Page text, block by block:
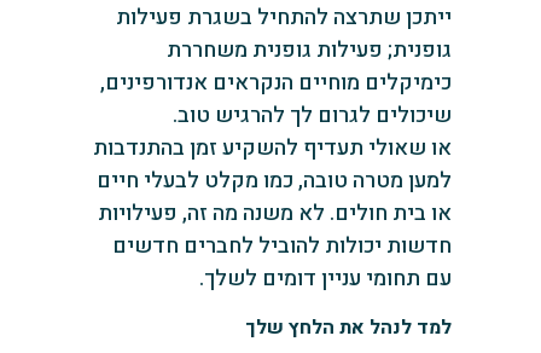
ייתכן שתרצה להתחיל בשגרת פעילות
גופנית; פעילות גופנית משחררת
כימיקלים מוחיים הנקראים אנדורפינים,
שיכולים לגרום לך להרגיש טוב.
או שאולי תעדיף להשקיע זמן בהתנדבות
למען מטרה טובה, כמו מקלט לבעלי חיים
או בית חולים. לא משנה מה זה, פעילויות
חדשות יכולות להוביל לחברים חדשים
עם תחומי עניין דומים לשלך.
למד לנהל את הלחץ שלך